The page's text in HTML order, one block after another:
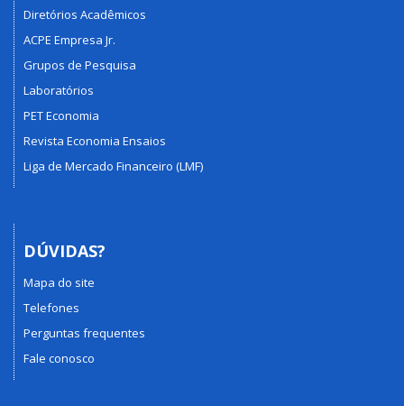
Diretórios Acadêmicos
ACPE Empresa Jr.
Grupos de Pesquisa
Laboratórios
PET Economia
Revista Economia Ensaios
Liga de Mercado Financeiro (LMF)
DÚVIDAS?
Mapa do site
Telefones
Perguntas frequentes
Fale conosco